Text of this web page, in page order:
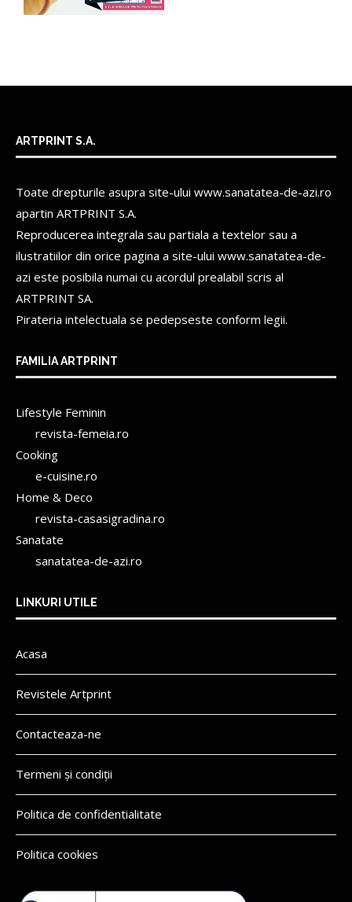
ARTPRINT S.A.
Toate drepturile asupra site-ului www.sanatatea-de-azi.ro
apartin ARTPRINT S.A.
Reproducerea integrala sau partiala a textelor sau a
ilustratiilor din orice pagina a site-ului www.sanatatea-de-
azi este posibila numai cu acordul prealabil scris al
ARTPRINT SA.
Pirateria intelectuala se pedepseste conform legii.
FAMILIA ARTPRINT
Lifestyle Feminin
revista-femeia.ro
Cooking
e-cuisine.ro
Home & Deco
revista-casasigradina.ro
Sanatate
sanatatea-de-azi.ro
LINKURI UTILE
Acasa
Revistele Artprint
Contacteaza-ne
Termeni și condiții
Politica de confidentialitate
Politica cookies